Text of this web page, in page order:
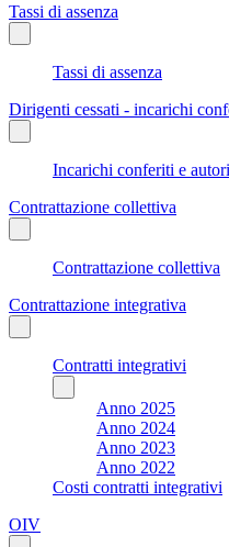
Tassi di assenza
Tassi di assenza
Dirigenti cessati - incarichi
Incarichi conferiti e
Contrattazione collettiva
Contrattazione collettiva
Contrattazione integrativa
Contratti integrativi
Anno 2025
Anno 2024
Anno 2023
Anno 2022
Costi contratti integrativi
OIV